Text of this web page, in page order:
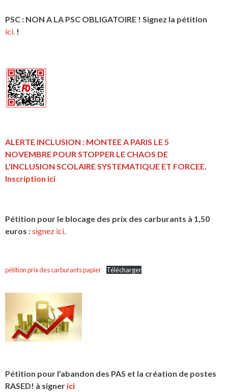
PSC : NON A LA PSC OBLIGATOIRE ! Signez la pétition
ici. !
ALERTE INCLUSION : MONTEE A PARIS LE 5
NOVEMBRE POUR STOPPER LE CHAOS DE
L'INCLUSION SCOLAIRE SYSTEMATIQUE ET FORCEE
Inscription ici
Pétition pour le blocage des prix des carburants à 1,50
euros :signez ici.
pétition prix des carburants papier Télécharger
Pétition pour l'abandon des PAS et la création de postes
RASED! à signer ici